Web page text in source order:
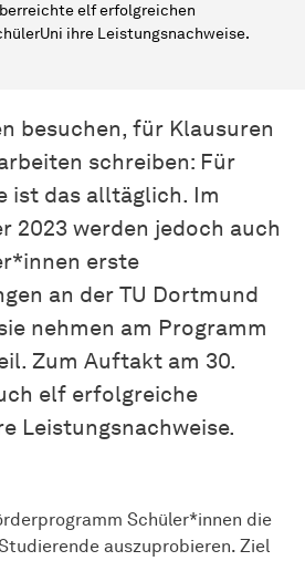
elf erfolgreichen
ihre Leistungsnachweise.
besuchen, für Klausuren
schreiben: Für
ist das alltäglich. Im
2023 werden jedoch auch
erste
an der TU Dortmund
nehmen am Programm
Zum Auftakt am 30.
elf erfolgreiche
Leistungsnachweise.
Schüler*innen die
auszuprobieren. Ziel